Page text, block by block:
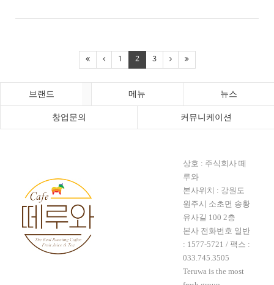
1 2 3
브랜드 메뉴 뉴스
창업문의 커뮤니케이션
상호 : 주식회사 떼
루와
본사위치 : 강원도
원주시 소초면 송황
유사길 100 2층
본사 전화번호 일반
: 1577-5721 / 팩스 :
033.745.3505
Teruwa is the most